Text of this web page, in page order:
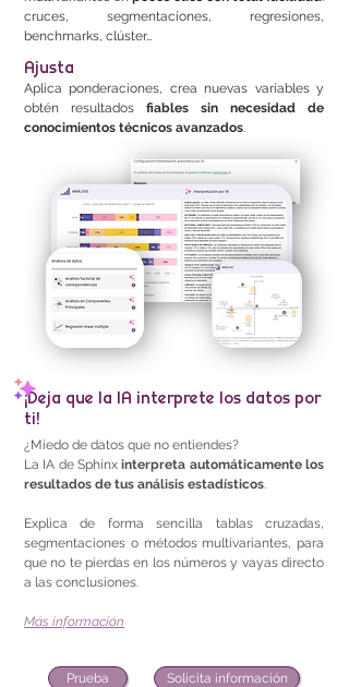
cruces, segmentaciones, regresiones,
benchmarks, clúster…
Ajusta
Aplica ponderaciones, crea nuevas variables y
obtén resultados fiables sin necesidad de
conocimientos técnicos avanzados.
¡Deja que la IA interprete los datos por
ti!
¿Miedo de datos que no entiendes?
La IA de Sphinxinterpreta automáticamente los
resultados de tus análisis estadísticos.
Explica de forma sencilla tablas cruzadas,
segmentaciones o métodos multivariantes, para
que no te pierdas en los números y vayas directo
a las conclusiones.
Más información
Prueba Solicita información